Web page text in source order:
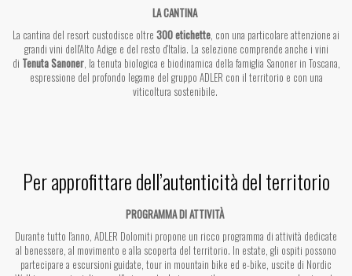
LA CANTINA
La cantina del resort custodisce oltre 300 etichette, con una particolare attenzione ai
grandi vini dell'Alto Adige e del resto d'Italia. La selezione comprende anche i vini
di Tenuta Sanoner, la tenuta biologica e biodinamica della famiglia Sanoner in Toscana,
espressione del profondo legame del gruppo ADLER con il territorio e con una
viticoltura sostenibile.
Per approfittare dell’autenticità del territorio
PROGRAMMA DI ATTIVITÀ
Durante tutto l'anno, ADLER Dolomiti propone un ricco programma di attività dedicate
al benessere, al movimento e alla scoperta del territorio. In estate, gli ospiti possono
partecipare a escursioni guidate, tour in mountain bike ed e-bike, uscite di Nordic